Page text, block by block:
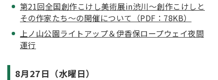
第21回全国創作こけし美術展in渋川～創作こけしと
その作家たち～の開催について（PDF：78KB）
上ノ山公園ライトアップ＆伊香保ロープウェイ夜間
運行
8月27日（水曜日）